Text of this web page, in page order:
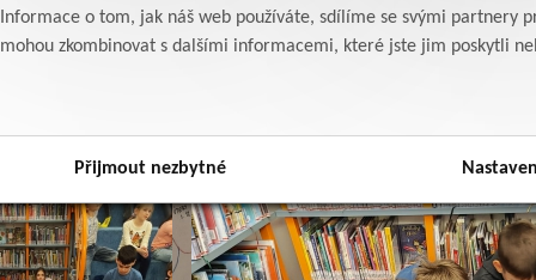
Informace o tom, jak náš web používáte, sdílíme se svými partnery
mohou zkombinovat s dalšími informacemi, které jste jim poskytli
Přijmout nezbytné